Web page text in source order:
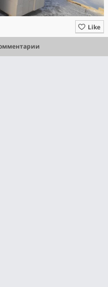
Like